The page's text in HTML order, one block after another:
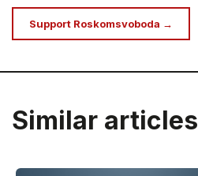
Support Roskomsvoboda →
Similar articles